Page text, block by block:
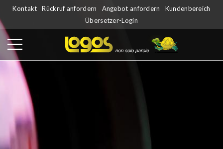
Kontakt Rückruf anfordern Angebot anfordern
Kundenbereich
Übersetzer-Login